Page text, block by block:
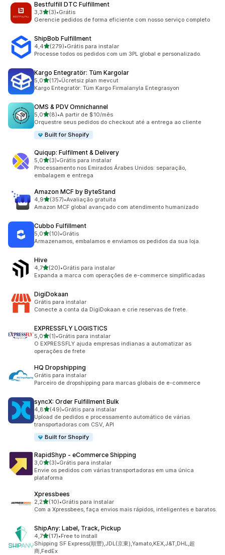
Bestfulfill DTC Fulfillment
3,3de 5 estrelas
(3)
3 avaliações ao todo
•Grátis
Gerencie pedidos de forma eficiente com nosso serviço completo
ShipBob Fulfillment
4,4de 5 estrelas
(279)
279 avaliações ao todo
•Grátis para instalar
Processe todos os pedidos com um 3PL global e personalizado.
Kargo Entegratör: Tüm Kargolar
5,0de 5 estrelas
(17)
17 avaliações ao todo
•Ücretsiz plan mevcut
Kargo Entegratör: Tüm Kargo Firmalarıyla Entegrasyon
OMS & PDV Omnichannel
5,0de 5 estrelas
(8)
8 avaliações ao todo
•A partir de $10/mês
Orquestre seus pedidos do checkout até a entrega ao cliente
Built for Shopify
Quiqup: Fulfilment & Delivery
5,0de 5 estrelas
(3)
3 avaliações ao todo
•Grátis para instalar
Processamento nos Emirados Árabes Unidos: separação,
embalagem e entrega
Amazon MCF by ByteStand
4,9de 5 estrelas
(357)
357 avaliações ao todo
•Avaliação gratuita
Amazon MCF global avançado com atendimento humanizado
Cubbo Fulfillment
5,0de 5 estrelas
(10)
10 avaliações ao todo
•Grátis
Armazenamos, embalamos e enviamos os pedidos da sua loja.
Hive
4,7de 5 estrelas
(20)
20 avaliações ao todo
•Grátis para instalar
Expanda a marca com operações de e-commerce simplificadas
DigiDokaan
Grátis para instalar
Conecte a conta da DigiDokaan e crie reservas de frete.
EXPRESSFLY LOGISTICS
5,0de 5 estrelas
(1)
1 avaliações ao todo
•Grátis para instalar
O EXPRESSFLY ajuda empresas indianas a automatizar as
operações de frete
HQ Dropshipping
Grátis para instalar
Parceiro de dropshipping para marcas globais de e-commerce
syncX: Order Fulfillment Bulk
4,8de 5 estrelas
(49)
49 avaliações ao todo
•Grátis para instalar
Upload de pedidos e processamento automático de várias
transportadoras com CSV, API
Built for Shopify
RapidShyp ‑ eCommerce Shipping
3,0de 5 estrelas
(3)
3 avaliações ao todo
•Grátis para instalar
Envie os pedidos com várias transportadoras em uma única
plataforma
Xpressbees
2,2de 5 estrelas
(10)
10 avaliações ao todo
•Grátis para instalar
Com a Xpressbees, faça envios mais rápidos, inteligentes e baratos.
ShipAny: Label, Track, Pickup
4,7de 5 estrelas
(17)
17 avaliações ao todo
•Free to install
Shipping SF Express(順豐),JDL(京東),Yamato,KEX,J&T,DHL,超
商,FedEx